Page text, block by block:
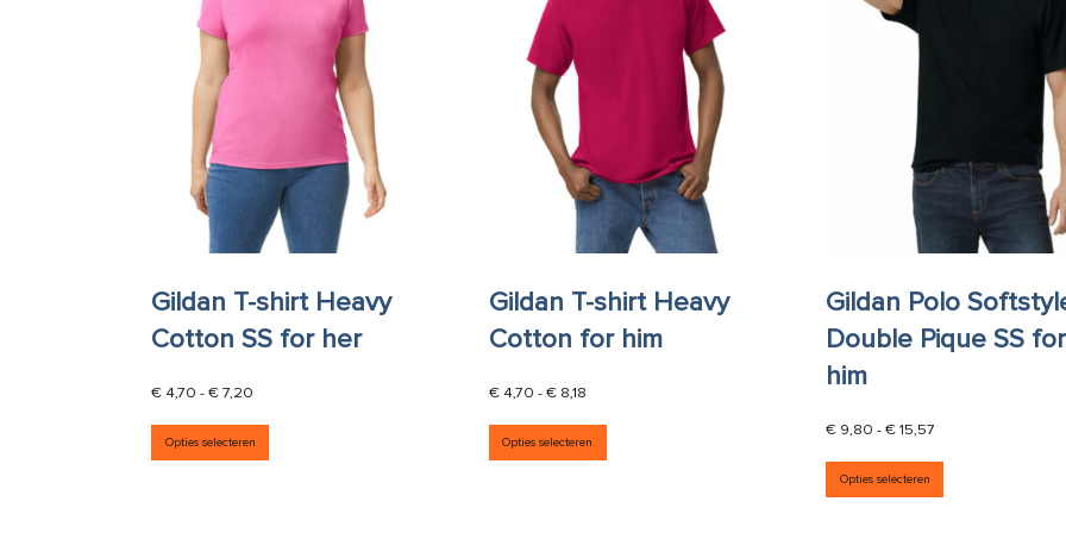
Gildan T-shirt Heavy
Cotton SS for her
€ 4,70 - €7,20
Opties selecteren
Dit product heeft meerdere variaties. Deze optie kan gekozen worden op de productpagina
Gildan T-shirt Heavy
Cotton for him
€4,70 -€8,18Prijsklasse: € 4,70 tot € 8,18
Opties selecteren
Dit product heeft meerdere variaties. Deze optie kan
Gildan Polo
Double Pique SS for
him
€ 9,80 - €15,57
Opties selecteren
Dit product